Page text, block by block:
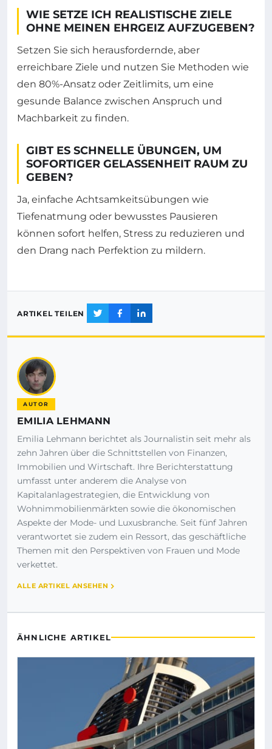
WIE SETZE ICH REALISTISCHE ZIELE
OHNE MEINEN EHRGEIZ AUFZUGEBEN?
Setzen Sie sich herausfordernde, aber
erreichbare Ziele und nutzen Sie Methoden wie
den 80%-Ansatz oder Zeitlimits, um eine
gesunde Balance zwischen Anspruch und
Machbarkeit zu finden.
GIBT ES SCHNELLE ÜBUNGEN, UM
SOFORTIGER GELASSENHEIT RAUM ZU
GEBEN?
Ja, einfache Achtsamkeitsübungen wie
Tiefenatmung oder bewusstes Pausieren
können sofort helfen, Stress zu reduzieren und
den Drang nach Perfektion zu mildern.
ARTIKEL TEILEN
AUTOR
EMILIA LEHMANN
Emilia Lehmann berichtet als Journalistin seit mehr als
zehn Jahren über die Schnittstellen von Finanzen,
Immobilien und Wirtschaft. Ihre Berichterstattung
umfasst unter anderem die Analyse von
Kapitalanlagestrategien, die Entwicklung von
Wohnimmobilienmärkten sowie die ökonomischen
Aspekte der Mode- und Luxusbranche. Seit fünf Jahren
verantwortet sie zudem ein Ressort, das geschäftliche
Themen mit den Perspektiven von Frauen und Mode
verkettet.
ALLE ARTIKEL ANSEHEN
ÄHNLICHE ARTIKEL